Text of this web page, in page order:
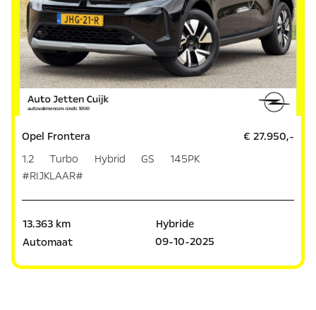
Opel Frontera
1.2 Turbo Hybrid GS 145PK
#RIJKLAAR#
€ 27.950,-
13.363 km
Hybride
Automaat
09-10-2025